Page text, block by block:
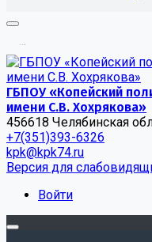
...
ГБПОУ «Копейский
имени С.В. Хохрякова»
456618 Челябинская
+7(351)393-6326
kpk@kpk74.ru
Версия для
Войти